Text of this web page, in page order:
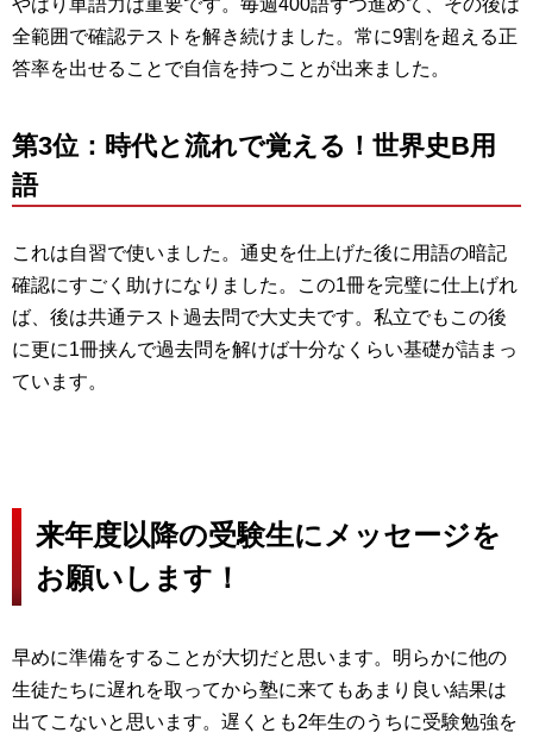
全範囲で確認テストを解き続けました。常に9割を超える正
答率を出せることで自信を持つことが出来ました。
第3位：時代と流れで覚える！世界史B用
語
これは自習で使いました。通史を仕上げた後に用語の暗記
確認にすごく助けになりました。この1冊を完璧に仕上げれ
ば、後は共通テスト過去問で大丈夫です。私立でもこの後
に更に1冊挟んで過去問を解けば十分なくらい基礎が詰まっ
ています。
来年度以降の受験生にメッセージを
お願いします！
早めに準備をすることが大切だと思います。明らかに他の
生徒たちに遅れを取ってから塾に来てもあまり良い結果は
出てこないと思います。遅くとも2年生のうちに受験勉強を